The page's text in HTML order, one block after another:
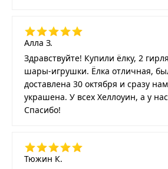
Алла З.
Здравствуйте! Купили ёлку, 2
шары-игрушки. Ёлка отличная,
доставлена 30 октября и сразу
украшена. У всех Хеллоуин, а у
Спасибо!
Тюжин К.